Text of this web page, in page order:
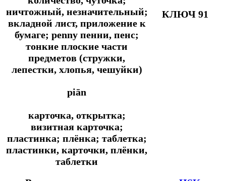
ничтожный, незначительный;
вкладной лист, приложение к
бумаге; penny пенни, пенс;
тонкие плоские части
предметов (стружки,
лепестки, хлопья, чешуйки)
piān
карточка, открытка;
визитная карточка;
пластинка; плёнка; таблетка;
пластинки, карточки, плёнки,
таблетки
КЛЮЧ 91